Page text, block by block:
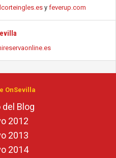
y feverup.com
OnSevilla
Blog
2012
2013
2014